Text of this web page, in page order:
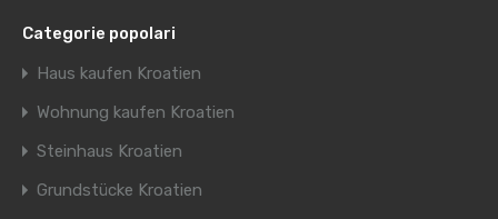
Categorie popolari
Haus kaufen Kroatien
Wohnung kaufen Kroatien
Steinhaus Kroatien
Grundstücke Kroatien